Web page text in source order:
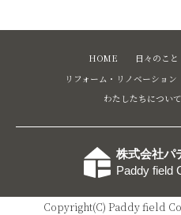
HOME 日々のこと
リフォーム・リノベーション
わたしたちについて
株式会社パ
Paddy field
Copyright(C) Paddy field